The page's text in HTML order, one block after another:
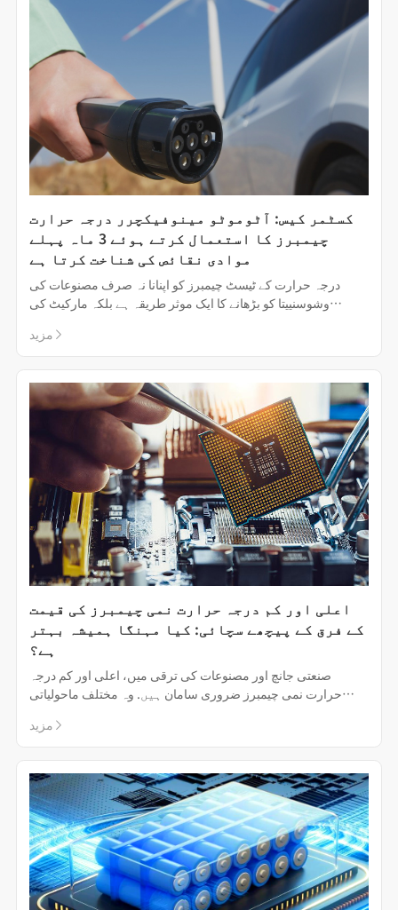
کسٹمر کیس: آٹوموٹو مینوفیکچرر درجہ حرارت
چیمبرز کا استعمال کرتے ہوئے 3 ماہ پہلے
موادی نقائص کی شناخت کرتا ہے
درجہ حرارت کے ٹیسٹ چیمبرز کو اپنانا نہ صرف مصنوعات کی
وشوسنییتا کو بڑھانے کا ایک موثر طریقہ ہے بلکہ مارکیٹ کی
مزید
اعلی اور کم درجہ حرارت نمی چیمبرز کی قیمت
کے فرق کے پیچھے سچائی: کیا مہنگا ہمیشہ بہتر
ہے؟
صنعتی جانچ اور مصنوعات کی ترقی میں، اعلی اور کم درجہ
حرارت نمی چیمبرز ضروری سامان ہیں. وہ مختلف ماحولیاتی
مزید